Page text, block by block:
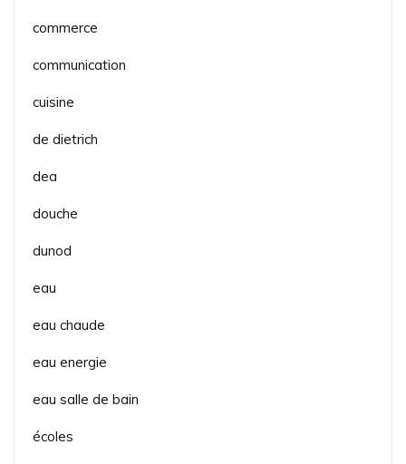
commerce
communication
cuisine
de dietrich
dea
douche
dunod
eau
eau chaude
eau energie
eau salle de bain
écoles